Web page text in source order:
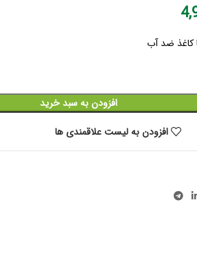
افزودن به سبد خرید
افزودن به لیست علاقمندی ها